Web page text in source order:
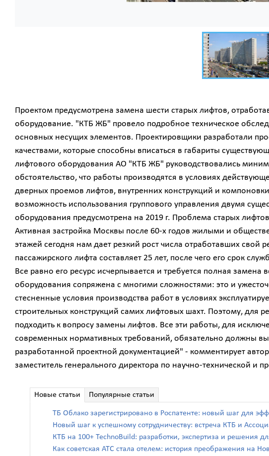
Проектом предусмотрена замена шести старых лифтов,
оборудование. "КТБ ЖБ" провело подробное техническое
основных несущих элементов. Проектировщики разработали
качествами, которые способны вписаться в габариты
лифтового оборудования АО "КТБ ЖБ" руководствовались
обстоятельство, что работы производятся в условиях
дверных проемов лифтов, внутренних конструкций и
возможность использования группового управления двумя
оборудования предусмотрена на 2019 г. Проблема старых
Активная застройка Москвы после 60-х годов жилыми и
этажей сегодня нам дает резкий рост числа отработавших свой
пассажирского лифта составляет 25 лет, после чего его срок
Все равно его ресурс исчерпывается и требуется полная
оборудования сопряжена с многими сложностями: это и
стесненные условия производства работ в условиях
строительных конструкций самих лифтовых шахт. Поэтому, для
подходить к вопросу замены лифтов. Все эти работы, для
современных нормативных требований, обязательно должны
разработанной проектной документацией" - комментирует
заместитель генерального директора по научно-технической и
Новые статьи Популярные статьи
ТБ Облако зарегистрировано в Роспатенте: новый шаг для
Новый шаг к успешному сотрудничеству: встреча КТБ и
КТБ на 100+ TechnoBuild: разработки, экспертиза и решения
Как советская АТС стала отелем: история преображения на